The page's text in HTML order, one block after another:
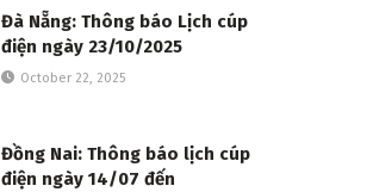
Đà Nẵng: Thông báo Lịch cúp
điện ngày 23/10/2025
October 22, 2025
Đồng Nai: Thông báo lịch cúp
điện ngày 14/07 đến